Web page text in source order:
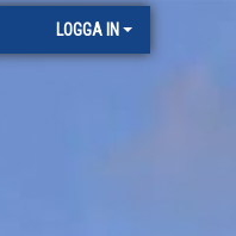
LOGGA IN